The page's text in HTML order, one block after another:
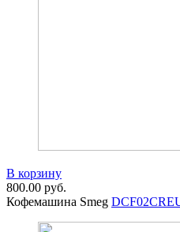
В корзину
800.00 руб.
Кофемашина Smeg